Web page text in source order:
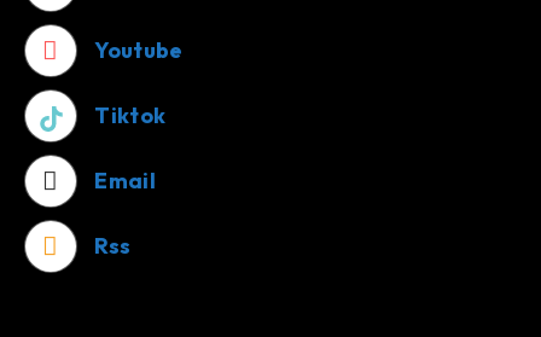
Youtube
Tiktok
Email
Rss